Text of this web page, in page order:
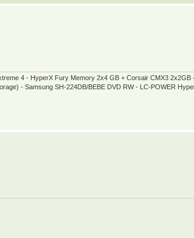
4 - HyperX Fury Memory 2x4 GB + Corsair CMX3
- Samsung SH-224DB/BEBE DVD RW - LC-POWER